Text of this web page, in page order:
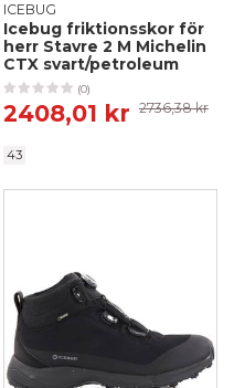
ICEBUG
Icebug friktionsskor för
herr Stavre 2 M Michelin
CTX svart/petroleum
(0)
2408,01 kr 2736,38 kr
43